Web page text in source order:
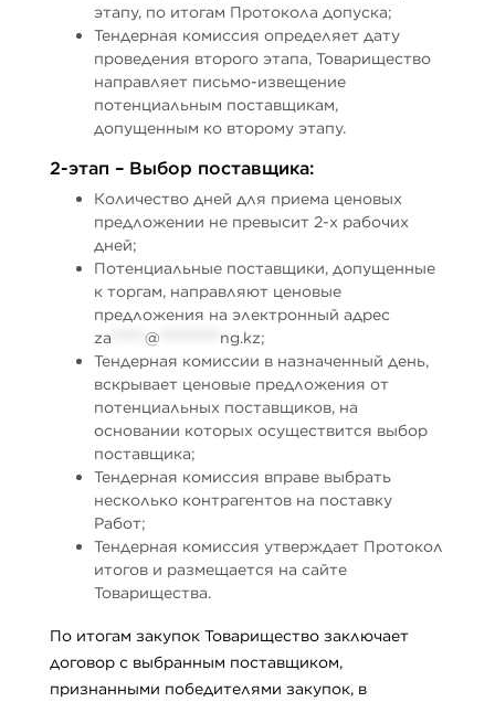
этапу, по итогам Протокола допуска;
Тендерная комиссия определяет дату
проведения второго этапа, Товарищество
направляет письмо-извещение
потенциальным поставщикам,
допущенным ко второму этапу.
2-этап – Выбор поставщика:
Количество дней для приема ценовых
предложении не превысит 2-х рабочих
дней;
Потенциальные поставщики, допущенные
к торгам, направляют ценовые
предложения на электронный адрес
za
@ ng.kz;
Тендерная комиссии в назначенный день,
вскрывает ценовые предложения от
потенциальных поставщиков, на
основании которых осуществится выбор
поставщика;
Тендерная комиссия вправе выбрать
несколько контрагентов на поставку
Работ;
Тендерная комиссия утверждает Протокол
итогов и размещается на сайте
Товарищества.
По итогам закупок Товарищество заключает
договор с выбранным поставщиком,
признанными победителями закупок, в